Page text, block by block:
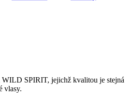
WILD SPIRIT, jejichž kvalitou je stejná
vlasy.